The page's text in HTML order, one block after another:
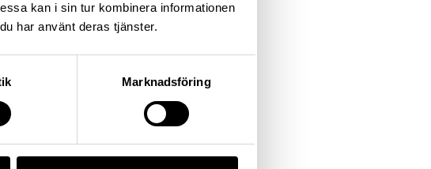
kan i sin tur kombinera informationen
har använt deras tjänster.
Marknadsföring